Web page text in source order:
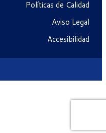
Políticas de Calidad
Aviso Legal
Accesibilidad